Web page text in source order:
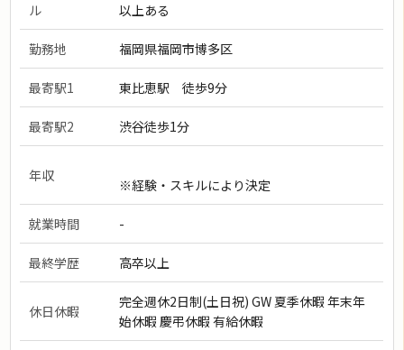
ル
以上ある
勤務地 福岡県福岡市博多区
最寄駅1 東比恵駅 徒歩9分
最寄駅2 渋谷徒歩1分
年収
※経験・スキルにより決定
就業時間 -
最終学歴 高卒以上
休日休暇
完全週休2日制(土日祝) GW 夏季休暇 年末年
始休暇 慶弔休暇 有給休暇